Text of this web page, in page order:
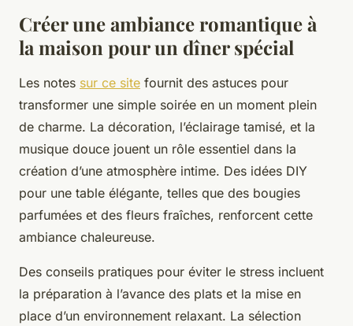
Créer une ambiance romantique à
la maison pour un dîner spécial
Les notes sur ce site fournit des astuces pour
transformer une simple soirée en un moment plein
de charme. La décoration, l’éclairage tamisé, et la
musique douce jouent un rôle essentiel dans la
création d’une atmosphère intime. Des idées DIY
pour une table élégante, telles que des bougies
parfumées et des fleurs fraîches, renforcent cette
ambiance chaleureuse.
Des conseils pratiques pour éviter le stress incluent
la préparation à l’avance des plats et la mise en
place d’un environnement relaxant. La sélection